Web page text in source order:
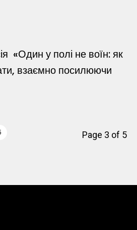
«Один у полі не воїн: як
взаємно посилюючи
Page 3 of 5
Where
467 Davidson ave